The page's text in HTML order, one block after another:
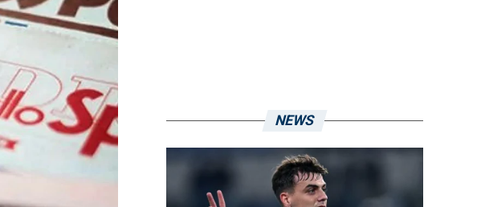
NEWS